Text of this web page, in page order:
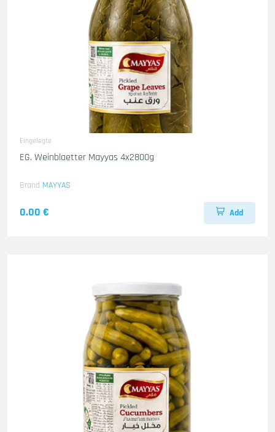
Eingelegte
EG. Weinblaetter Mayyas 4x2800g
Brand MAYYAS
0.00 € Add